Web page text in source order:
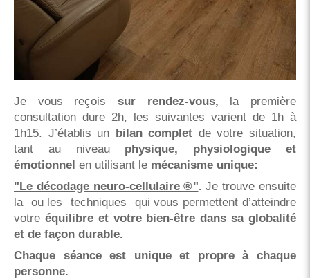
Je vous reçois sur rendez-vous, la première
consultation dure 2h, les suivantes varient de 1h à
1h15. J’établis un bilan complet de votre situation,
tant au niveau physique, physiologique et
émotionnel en utilisant le mécanisme unique:
"Le décodage neuro-cellulaire ®". Je trouve ensuite
la ou les techniques qui vous permettent d’atteindre
votre équilibre et votre bien-être dans sa globalité
et de façon durable.
Chaque séance est unique et propre à chaque
personne.